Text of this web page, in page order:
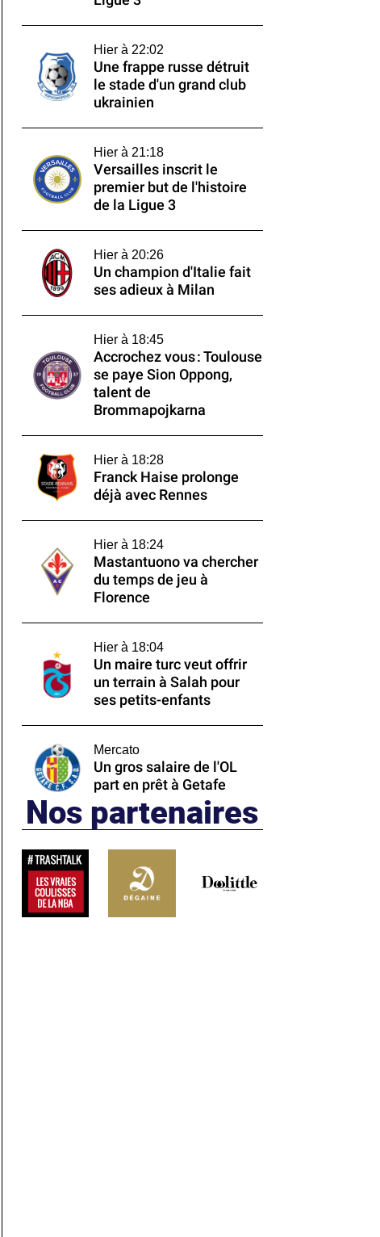
Hier à 22:02
Une frappe russe détruit
le stade d'un grand club
ukrainien
Hier à 21:18
Versailles inscrit le
premier but de l'histoire
de la Ligue 3
Hier à 20:26
Un champion d'Italie fait
ses adieux à Milan
Hier à 18:45
Accrochez vous : Toulouse
se paye Sion Oppong,
talent de
Brommapojkarna
Hier à 18:28
Franck Haise prolonge
déjà avec Rennes
Hier à 18:24
Mastantuono va chercher
du temps de jeu à
Florence
Hier à 18:04
Un maire turc veut offrir
un terrain à Salah pour
ses petits-enfants
Mercato
Un gros salaire de l'OL
part en prêt à Getafe
Nos partenaires